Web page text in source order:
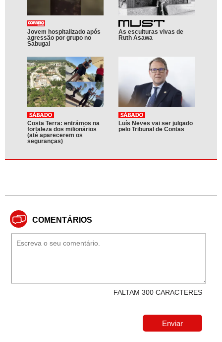
Jovem hospitalizado após
agressão por grupo no
Sabugal
As esculturas vivas de
Ruth Asawa
Costa Terra: entrámos na
fortaleza dos milionários
(até aparecerem os
seguranças)
Luís Neves vai ser julgado
pelo Tribunal de Contas
COMENTÁRIOS
FALTAM 300 CARACTERES